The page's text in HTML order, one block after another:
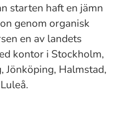
starten haft en jämn
genom organisk
en av landets
kontor i Stockholm,
Jönköping, Halmstad,